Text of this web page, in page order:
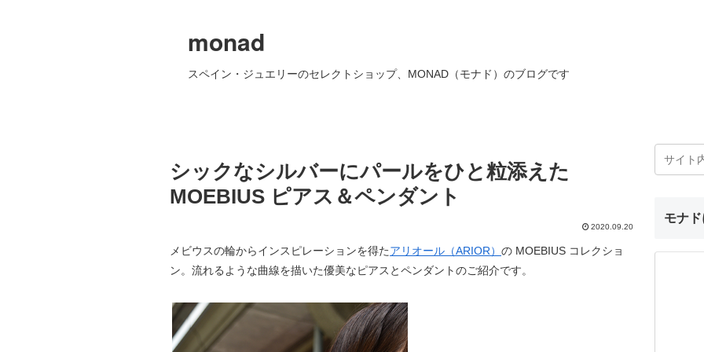
monad
スペイン・ジュエリーのセレクトショップ、MONAD（モナド）のブログです
シックなシルバーにパールをひと粒添えた
MOEBIUS ピアス＆ペンダント
2020.09.20
メビウスの輪からインスピレーションを得たアリオール（ARIOR） の MOEBIUS コレクショ
ン。流れるような曲線を描いた優美なピアスとペンダントのご紹介です。
モナ